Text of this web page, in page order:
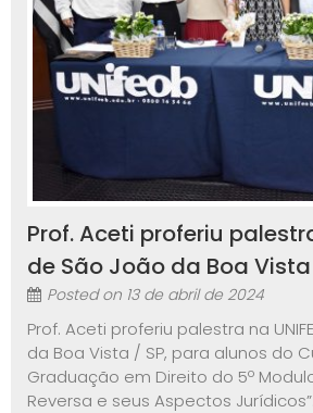
Prof. Aceti proferiu
de São João da Boa Vista
Posted on 13 de abril de 2024
Prof. Aceti proferiu palestra na
da Boa Vista / SP, para alunos do
Graduação em Direito do 5º
Reversa e seus Aspectos Jurídicos”.